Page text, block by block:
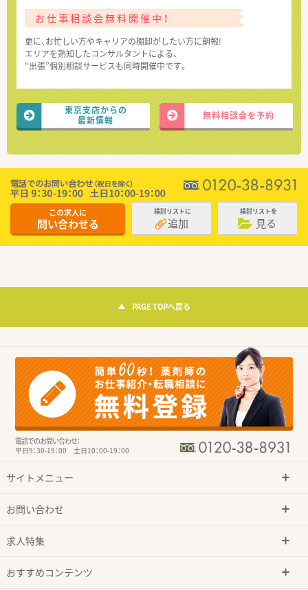
お仕事相談会無料開催中！
更に、お忙しい方やキャリアの棚卸がしたい方に朗報!
エリアを熟知したコンサルタントによる、
“出張”個別相談サービスも同時開催中です。
東京支店からの
最新情報
無料相談会を予約
この求人に
問い合わせる
検討リストに
追加
検討リストを
見る
PAGE TOPへ戻る
電話でのお問い合わせ：
平日9：30-19：00 土日10：00-19：00
サイトメニュー
お問い合わせ
求人特集
おすすめコンテンツ